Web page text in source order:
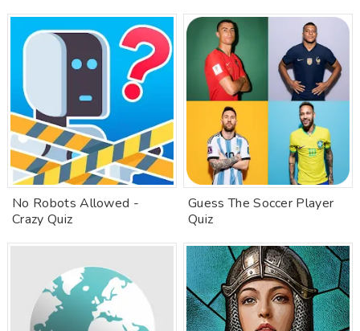
No Robots Allowed -
Crazy Quiz
Guess The Soccer Player
Quiz